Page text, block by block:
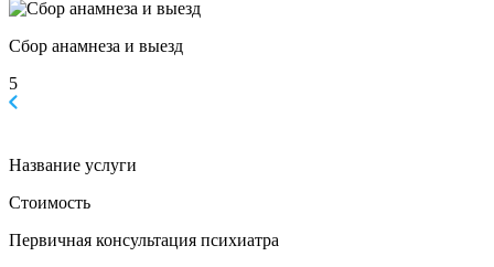
Сбор анамнеза и выезд
5
Название услуги
Стоимость
Первичная консультация психиатра